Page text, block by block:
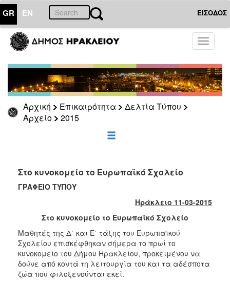
GR EN ΕΙΣΟΔΟΣ
Toggle
Αρχική Επικαιρότητα
Δελτία Τύπου
Αρχείο
2015
ΕΠΙΚΑΙΡΟΤΗΤΑ
Τύπου
Αρχείο
2026
2025
2021
2020
2018
2017
2016
2015
Στο κυνοκομείο το Ευρωπαϊκό Σχολείο
ΓΡΑΦΕΙΟ ΤΥΠΟΥ
Ηράκλειο 11-03-2015
Στο κυνοκομείο το Ευρωπαϊκό Σχολείο
Μαθητές της Δ΄ και Ε΄ τάξης του Ευρωπαϊκού
Σχολείου επισκέφθηκαν σήμερα το πρωί το
κυνοκομείο του Δήμου Ηρακλείου, προκειμένου να
δούνε από κοντά τη λειτουργία του και τα αδέσποτα
ζώα που φιλοξενούνται εκεί.